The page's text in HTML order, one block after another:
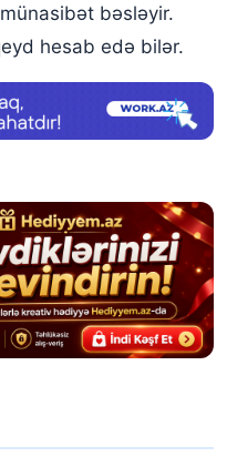
bəsləyir.
hesab edə bilər.